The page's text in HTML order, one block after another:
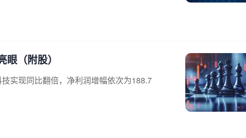
（附股）
实现同比翻倍，净利润增幅依次为188.7